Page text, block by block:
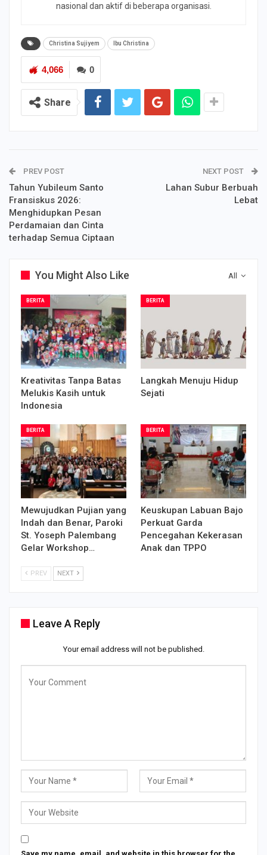
nasional dan aktif di beberapa organisasi.
Christina Sujiyem Ibu Christina
0
4,066
Share
PREV POST
Tahun Yubileum Santo
Fransiskus 2026:
Menghidupkan Pesan
Perdamaian dan Cinta
terhadap Semua Ciptaan
NEXT POST
Lahan Subur Berbuah
Lebat
All
You Might Also Like
BERITA
Kreativitas Tanpa Batas
Melukis Kasih untuk
Indonesia
BERITA
Langkah Menuju Hidup
Sejati
BERITA
Mewujudkan Pujian yang
Indah dan Benar, Paroki
St. Yoseph Palembang
Gelar Workshop…
BERITA
Keuskupan Labuan Bajo
Perkuat Garda
Pencegahan Kekerasan
Anak dan TPPO
PREV NEXT
Leave A Reply
Your email address will not be published.